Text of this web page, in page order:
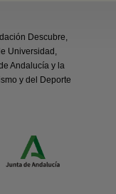
Descubre,
Universidad,
Andalucía y la
y del Deporte